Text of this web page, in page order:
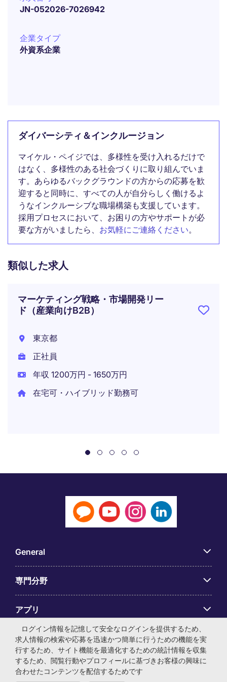
JN-052026-7026942
企業タイプ
外資系企業
ダイバーシティ＆インクルージョン
マイケル・ペイジでは、多様性を受け入れるだけで
はなく、多様性のある社会づくりに取り組んでいま
す。あらゆるバックグラウンドの方からの応募を歓
迎すると同時に、すべての人が自分らしく働けるよ
うなインクルーシブな職場構築も支援しています。
採用プロセスにおいて、お困りの方やサポートが必
要な方がいましたら、 お気軽にご連絡ください。
類似した求人
マーケティング戦略・市場開発リー
ド（産業向けB2B）
東京都
正社員
年収 1200万円 - 1650万円
在宅可・ハイブリッド勤務可
General
専門分野
アプリ
Employer Centre
ログイン情報を記憶して安全なログインを提供するため、
求人情報の検索や応募を迅速かつ簡単に行うための機能を実
行するため、サイト機能を最適化するための統計情報を収集
するため、閲覧行動やプロフィールに基づきお客様の興味に
合わせたコンテンツを配信するためです